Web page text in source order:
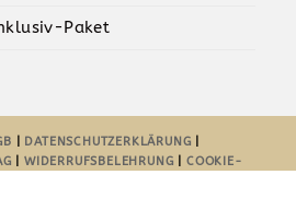
Paket
DATENSCHUTZERKLÄRUNG
|WIDERRUFSBELEHRUNG
COOKIE-